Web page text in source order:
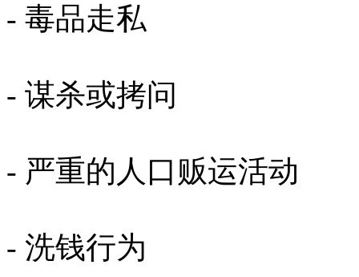
- 毒品走私
- 谋杀或拷问
- 严重的人口贩运活动
- 洗钱行为